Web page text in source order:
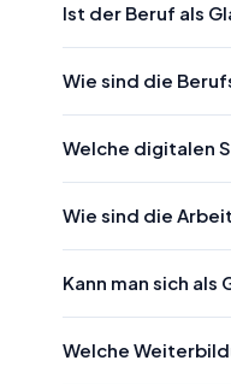
Ist der Beruf als
Wie sind die
Welche digitalen
Wie sind die
Kann man sich
Welche